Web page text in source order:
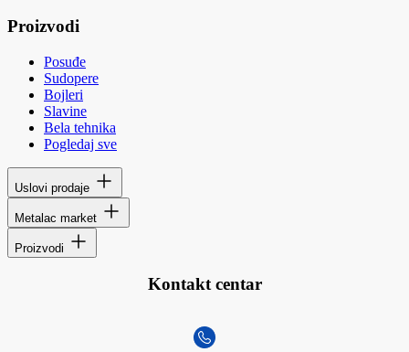
Proizvodi
Posuđe
Sudopere
Bojleri
Slavine
Bela tehnika
Pogledaj sve
Uslovi prodaje
Metalac market
Proizvodi
Kontakt centar